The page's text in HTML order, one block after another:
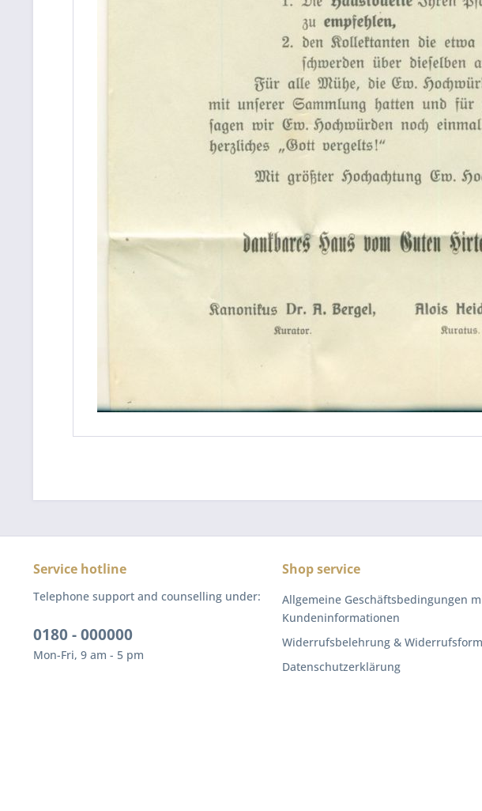
Service hotline
Telephone support and counselling under:
0180 - 000000
Mon-Fri, 9 am - 5 pm
Shop service
Allgemeine Geschäftsbedingungen
Kundeninformationen
Widerrufsbelehrung &
Datenschutzerklärung